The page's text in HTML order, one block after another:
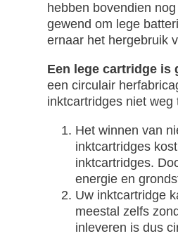
hebben bovendien
gewend om lege
ernaar het hergebruik
Een lege cartridge is
een circulair
inktcartridges niet
Het winnen van
inktcartridges
inktcartridges.
energie en
Uw inktcartridge
meestal zelfs
inleveren is dus